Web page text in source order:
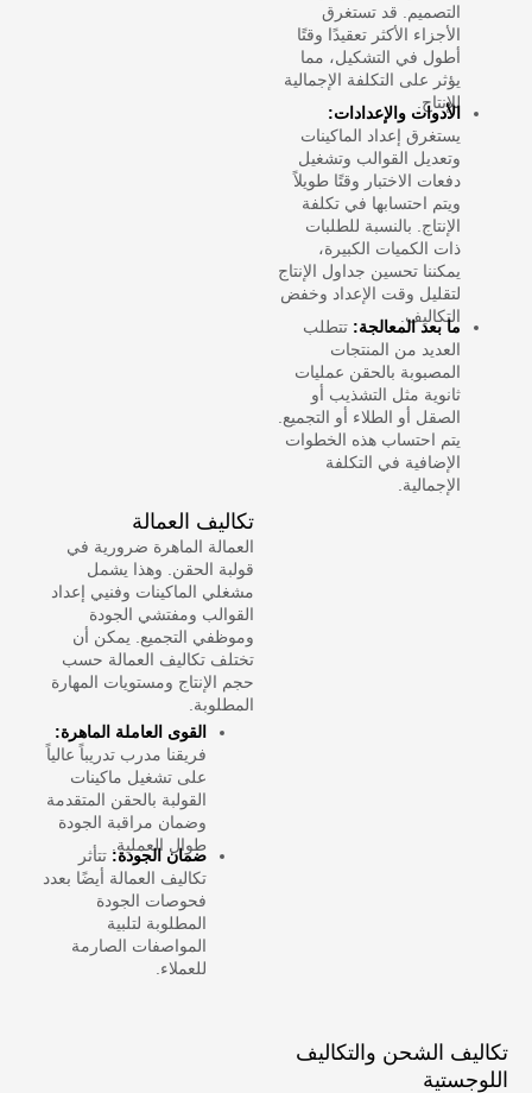
التصميم. قد تستغرق
الأجزاء الأكثر تعقيدًا وقتًا
أطول في التشكيل، مما
يؤثر على التكلفة الإجمالية
للإنتاج.
الأدوات والإعدادات:
يستغرق إعداد الماكينات
وتعديل القوالب وتشغيل
دفعات الاختبار وقتًا طويلاً
ويتم احتسابها في تكلفة
الإنتاج. بالنسبة للطلبات
ذات الكميات الكبيرة،
يمكننا تحسين جداول الإنتاج
لتقليل وقت الإعداد وخفض
التكاليف.
ما بعد المعالجة:تتطلب
العديد من المنتجات
المصبوبة بالحقن عمليات
ثانوية مثل التشذيب أو
الصقل أو الطلاء أو التجميع.
يتم احتساب هذه الخطوات
الإضافية في التكلفة
الإجمالية.
تكاليف العمالة
العمالة الماهرة ضرورية في
قولبة الحقن. وهذا يشمل
مشغلي الماكينات وفنيي إعداد
القوالب ومفتشي الجودة
وموظفي التجميع. يمكن أن
تختلف تكاليف العمالة حسب
حجم الإنتاج ومستويات المهارة
المطلوبة.
القوى العاملة الماهرة:
فريقنا مدرب تدريباً عالياً
على تشغيل ماكينات
القولبة بالحقن المتقدمة
وضمان مراقبة الجودة
طوال العملية.
ضمان الجودة: تتأثر
تكاليف العمالة أيضًا بعدد
فحوصات الجودة
المطلوبة لتلبية
المواصفات الصارمة
للعملاء.
تكاليف الشحن والتكاليف
اللوجستية